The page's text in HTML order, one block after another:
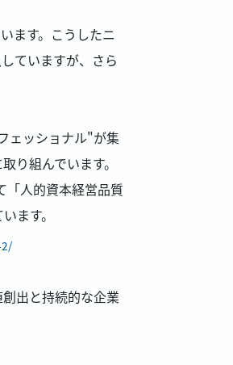
ます。こうしたニ
ていますが、さら
ェッショナル"が集
り組んでいます。
「人的資本経営品質
ます。
出と持続的な企業